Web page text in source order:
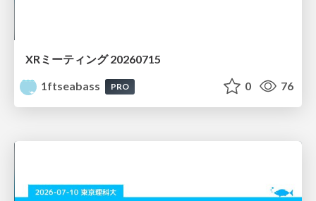
XRミーティング 20260715
1ftseabass
PRO 0 76